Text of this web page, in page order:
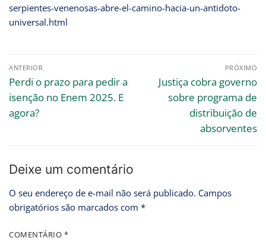
serpientes-venenosas-abre-el-camino-hacia-un-antidoto-
universal.html
ANTERIOR
Perdi o prazo para pedir a
isenção no Enem 2025. E
agora?
PRÓXIMO
Justiça cobra governo
sobre programa de
distribuição de
absorventes
Deixe um comentário
O seu endereço de e-mail não será publicado. Campos
obrigatórios são marcados com *
COMENTÁRIO *